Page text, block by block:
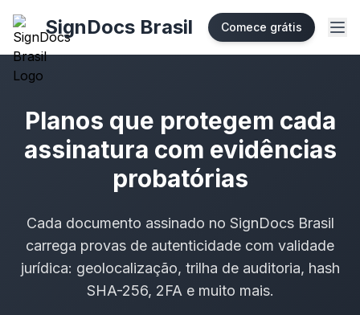
SignDocs Brasil Comece grátis
Planos que protegem cada
assinatura com evidências
probatórias
Cada documento assinado no SignDocs Brasil
carrega provas de autenticidade com validade
jurídica: geolocalização, trilha de auditoria, hash
SHA-256, 2FA e muito mais.